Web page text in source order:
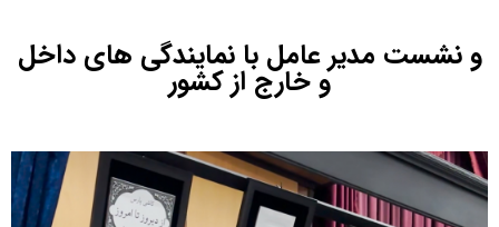
و نشست مدیر عامل با نمایندگی های داخل
و خارج از کشور